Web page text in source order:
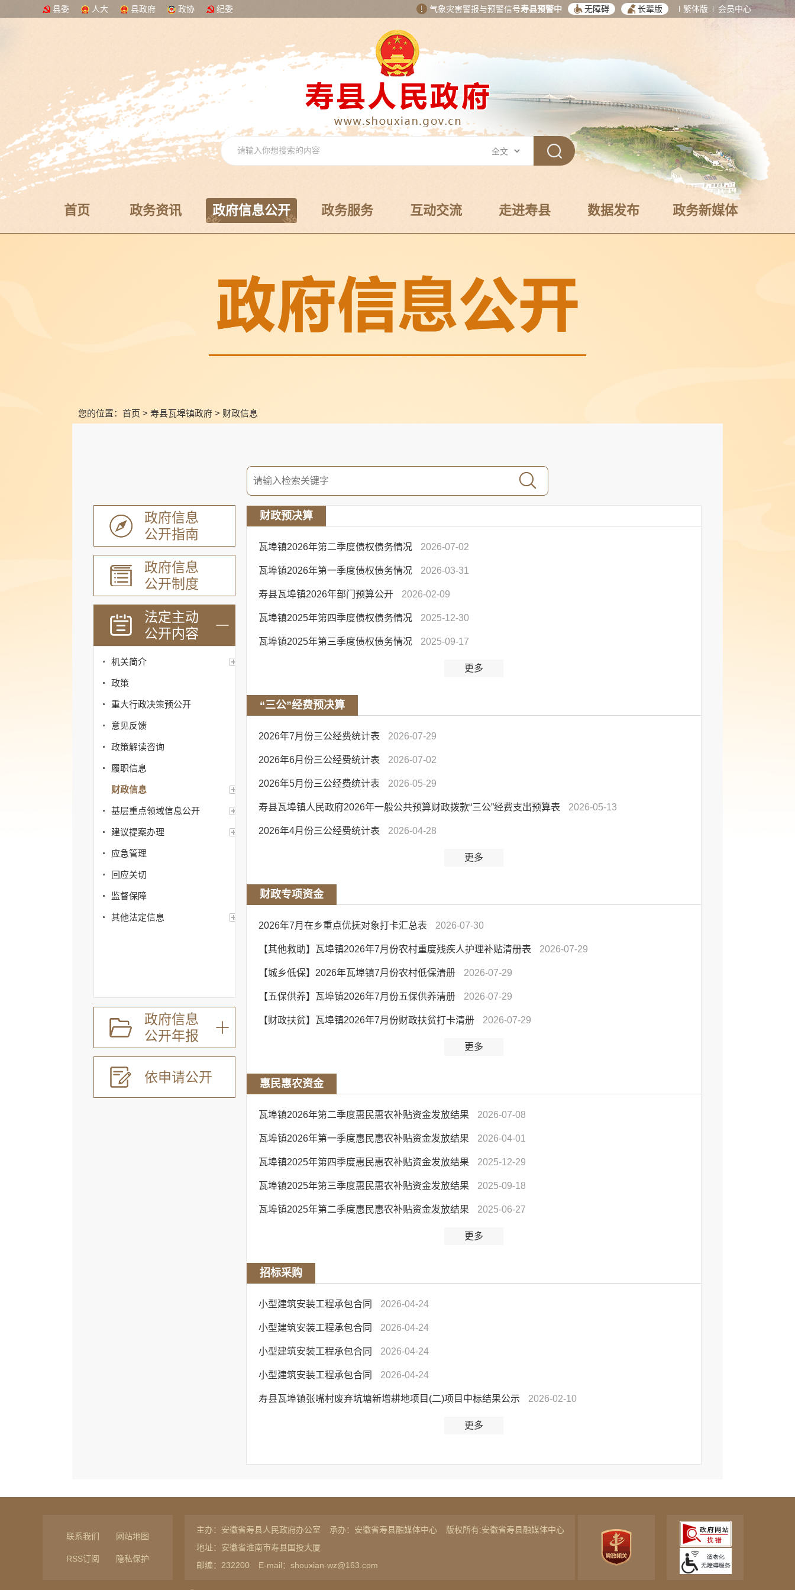
县委 人大 县政府 政协 纪委 气象灾害警报与预警信号寿县预警中 无障碍 长辈版 繁体版 会员中心
首页 政务资讯 政府信息公开 政务服务 互动交流 走进寿县 数据发布 政务新媒体
您的位置： 首页 > 寿县瓦埠镇政府 > 财政信息
政府信息
公开指南
政府信息
公开制度
法定主动
公开内容
机关简介
政策
重大行政决策预公开
意见反馈
政策解读咨询
履职信息
财政信息
基层重点领域信息公开
建议提案办理
应急管理
回应关切
监督保障
其他法定信息
政府信息
公开年报
依申请公开
财政预决算
瓦埠镇2026年第二季度债权债务情况 2026-07-02
瓦埠镇2026年第一季度债权债务情况 2026-03-31
寿县瓦埠镇2026年部门预算公开 2026-02-09
瓦埠镇2025年第四季度债权债务情况 2025-12-30
瓦埠镇2025年第三季度债权债务情况 2025-09-17
更多
“三公”经费预决算
2026年7月份三公经费统计表 2026-07-29
2026年6月份三公经费统计表 2026-07-02
2026年5月份三公经费统计表 2026-05-29
寿县瓦埠镇人民政府2026年一般公共预算财政拨款“三公”经费支出预算表 2026-05-13
2026年4月份三公经费统计表 2026-04-28
更多
财政专项资金
2026年7月在乡重点优抚对象打卡汇总表 2026-07-30
【其他救助】瓦埠镇2026年7月份农村重度残疾人护理补贴清册表 2026-07-29
【城乡低保】2026年瓦埠镇7月份农村低保清册 2026-07-29
【五保供养】瓦埠镇2026年7月份五保供养清册 2026-07-29
【财政扶贫】瓦埠镇2026年7月份财政扶贫打卡清册 2026-07-29
更多
惠民惠农资金
瓦埠镇2026年第二季度惠民惠农补贴资金发放结果 2026-07-08
瓦埠镇2026年第一季度惠民惠农补贴资金发放结果 2026-04-01
瓦埠镇2025年第四季度惠民惠农补贴资金发放结果 2025-12-29
瓦埠镇2025年第三季度惠民惠农补贴资金发放结果 2025-09-18
瓦埠镇2025年第二季度惠民惠农补贴资金发放结果 2025-06-27
更多
招标采购
小型建筑安装工程承包合同 2026-04-24
小型建筑安装工程承包合同 2026-04-24
小型建筑安装工程承包合同 2026-04-24
小型建筑安装工程承包合同 2026-04-24
寿县瓦埠镇张嘴村废弃坑塘新增耕地项目(二)项目中标结果公示 2026-02-10
更多
联系我们 网站地图
RSS订阅 隐私保护
主办：安徽省寿县人民政府办公室 承办：安徽省寿县融媒体中心
版权所有:安徽省寿县融媒体中心
地址：安徽省淮南市寿县国投大厦
邮编：232200
E-mail：shouxian-wz@163.com